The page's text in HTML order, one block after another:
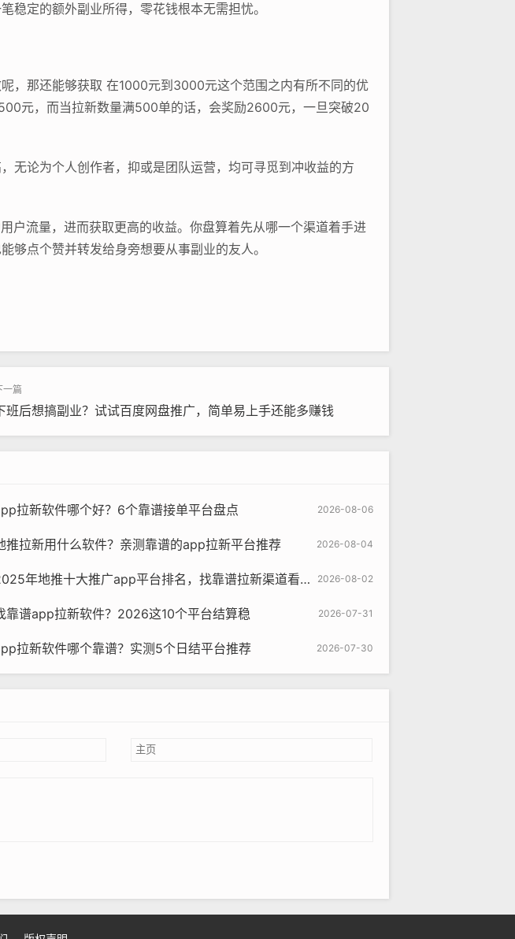
稳定的额外副业所得，零花钱根本无需担忧。
，那还能够获取 在1000元到3000元这个范围之内有所不同的优
元，而当拉新数量满500单的话，会奖励2600元，一旦突破20
无论为个人创作者，抑或是团队运营，均可寻觅到冲收益的方
户流量，进而获取更高的收益。你盘算着先从哪一个渠道着手进
够点个赞并转发给身旁想要从事副业的友人。
班后想搞副业？试试百度网盘推广，简单易上手还能多赚钱
2026-08-06
拉新软件哪个好？6个靠谱接单平台盘点
2026-08-04
推拉新用什么软件？亲测靠谱的app拉新平台推荐
2026-08-02
年地推十大推广app平台排名，找靠谱拉新渠道看这篇
2026-07-31
靠谱app拉新软件？2026这10个平台结算稳
2026-07-30
拉新软件哪个靠谱？实测5个日结平台推荐